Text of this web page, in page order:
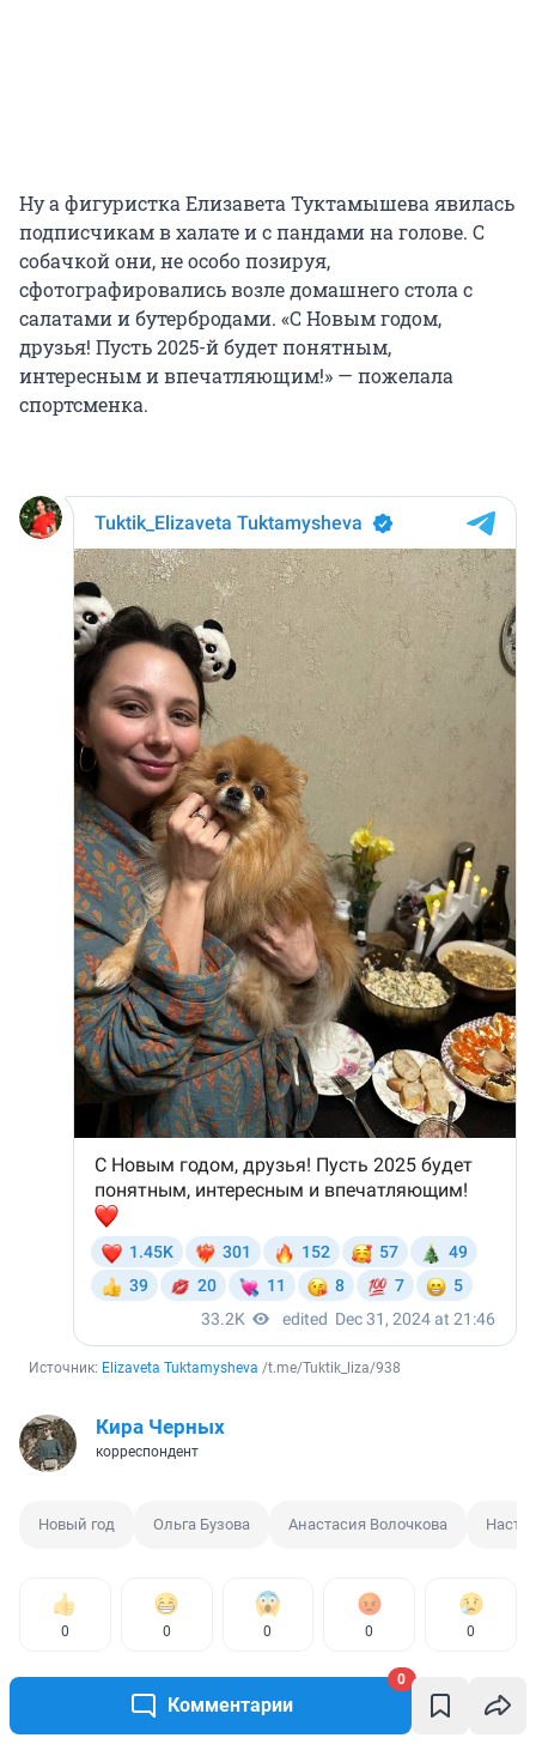
Комментарии
0
Ну а фигуристка Елизавета Туктамышева явилась
подписчикам в халате и с пандами на голове. С
собачкой они, не особо позируя,
сфотографировались возле домашнего стола с
салатами и бутербродами. «С Новым годом,
друзья! Пусть 2025-й будет понятным,
интересным и впечатляющим!» — пожелала
спортсменка.
Источник: Elizaveta Tuktamysheva /t.me/Tuktik_liza/938
Кира Черных
корреспондент
Новый год Ольга Бузова Анастасия Волочкова Настя
0 0 0 0 0